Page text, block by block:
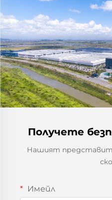
Получете
Нашият
Имейл